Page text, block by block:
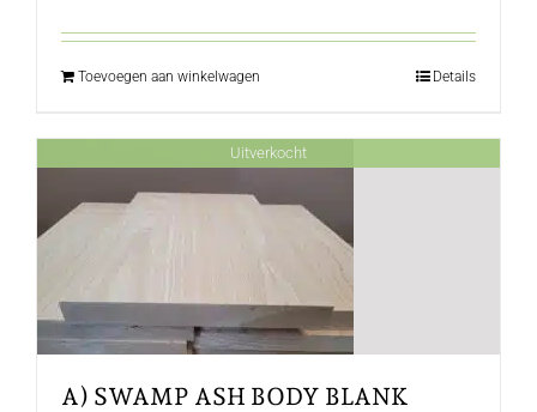
Toevoegen aan winkelwagen Details
Uitverkocht
A) SWAMP ASH BODY BLANK